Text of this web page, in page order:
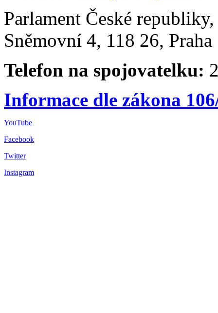
Parlament České
Sněmovní 4, 118 26,
Telefon na spojovatelku:
Informace dle zákona
YouTube
Facebook
Twitter
Instagram